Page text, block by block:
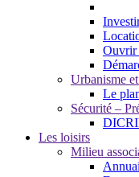
Ouvrir
Urbanisme
Le
Sécurité –
Les loisirs
Milieu